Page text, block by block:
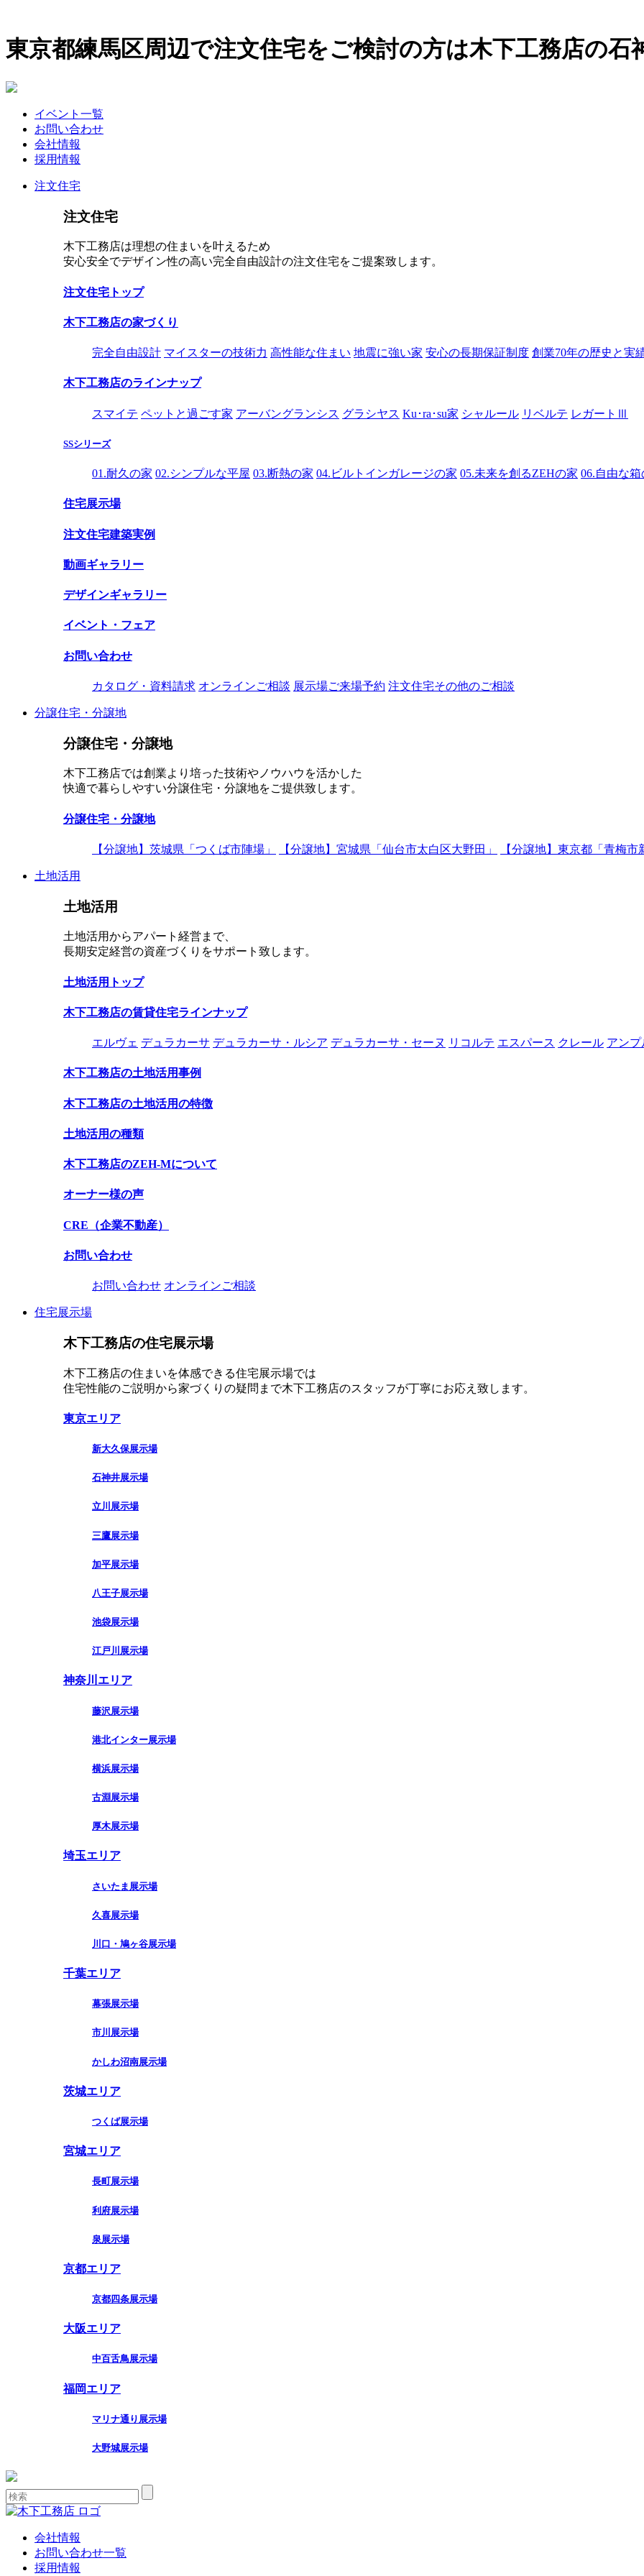
東京都練馬区周辺で注文住宅をご検討の方は木下工務店の石
イベント一覧
お問い合わせ
会社情報
採用情報
注文住宅
注文住宅
木下工務店は理想の住まいを叶えるため
安心安全でデザイン性の高い完全自由設計の注文住宅をご提案致します。
注文住宅トップ
木下工務店の家づくり
完全自由設計 マイスターの技術力 高性能な住まい 地震に強い家 安心の長期保証制度 創業70年の歴史と実
木下工務店のラインナップ
スマイテ ペットと過ごす家 アーバングランシス グラシヤス Ku･ra･su家 シャルール リベルテ レガートⅢ
SSシリーズ
01.耐久の家 02.シンプルな平屋 03.断熱の家 04.ビルトインガレージの家 05.未来を創るZEHの家 06.自由な箱
住宅展示場
注文住宅建築実例
動画ギャラリー
デザインギャラリー
イベント・フェア
お問い合わせ
カタログ・資料請求 オンラインご相談 展示場ご来場予約 注文住宅その他のご相談
分譲住宅・分譲地
分譲住宅・分譲地
木下工務店では創業より培った技術やノウハウを活かした
快適で暮らしやすい分譲住宅・分譲地をご提供致します。
分譲住宅・分譲地
【分譲地】茨城県「つくば市陣場」 【分譲地】宮城県「仙台市太白区大野田」 【分譲地】東京都「青梅市
土地活用
土地活用
土地活用からアパート経営まで、
長期安定経営の資産づくりをサポート致します。
土地活用トップ
木下工務店の賃貸住宅ラインナップ
エルヴェ デュラカーサ デュラカーサ・ルシア デュラカーサ・セーヌ リコルテ エスパース クレール アン
木下工務店の土地活用事例
木下工務店の土地活用の特徴
土地活用の種類
木下工務店のZEH-Mについて
オーナー様の声
CRE（企業不動産）
お問い合わせ
お問い合わせ オンラインご相談
住宅展示場
木下工務店の住宅展示場
木下工務店の住まいを体感できる住宅展示場では
住宅性能のご説明から家づくりの疑問まで木下工務店のスタッフが丁寧にお応え致します。
東京エリア
新大久保展示場
石神井展示場
立川展示場
三鷹展示場
加平展示場
八王子展示場
池袋展示場
江戸川展示場
神奈川エリア
藤沢展示場
港北インター展示場
横浜展示場
古淵展示場
厚木展示場
埼玉エリア
さいたま展示場
久喜展示場
川口・鳩ヶ谷展示場
千葉エリア
幕張展示場
市川展示場
かしわ沼南展示場
茨城エリア
つくば展示場
宮城エリア
長町展示場
利府展示場
泉展示場
京都エリア
京都四条展示場
大阪エリア
中百舌鳥展示場
福岡エリア
マリナ通り展示場
大野城展示場
会社情報
お問い合わせ一覧
採用情報